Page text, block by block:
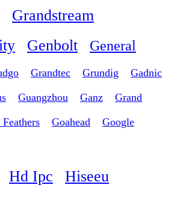
Grandstream
Genbolt General
Grandtec Grundig Gadnic
Guangzhou Ganz Grand
Goahead Google
Hd Ipc
Hiseeu